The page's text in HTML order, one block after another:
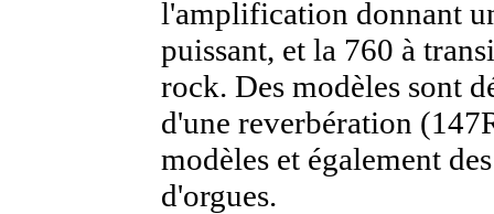
l'amplification donnant
puissant, et la 760 à
rock. Des modèles sont
d'une reverbération
modèles et également
d'orgues.